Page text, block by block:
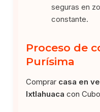
seguras en
constante.
Proceso de
Purísima
Comprar casa en
Ixtlahuaca con